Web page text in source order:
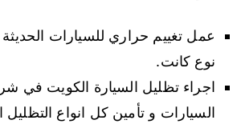
عمل تغييم حراري للسيارات
نوع كانت.
اجراء تظليل السيارة الكويت في
السيارات و تأمين كل انواع التظليل